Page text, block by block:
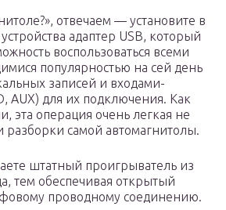
отвечаем — установите в
адаптер USB, который
воспользоваться всеми
популярностью на сей день
записей и входами-
AUX) для их подключения. Как
эта операция очень легкая не
разборки самой автомагнитолы.
штатный проигрыватель из
тем обеспечивая открытый
проводному соединению.